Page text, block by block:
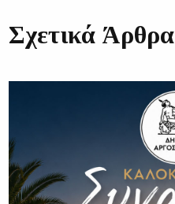
Σχετικά Άρθρα